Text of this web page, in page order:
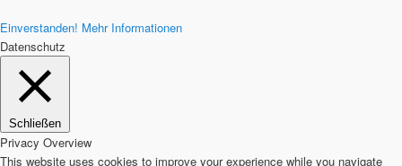
Einverstanden! Mehr Informationen
Datenschutz
Schließen
Privacy Overview
This website uses cookies to improve your experience while you navigate